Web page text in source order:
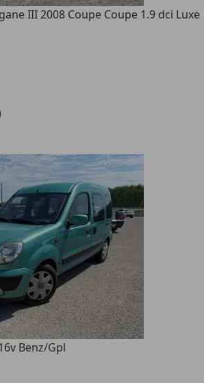
III 2008 Coupe Coupe 1.9 dci Luxe
Benz/Gpl